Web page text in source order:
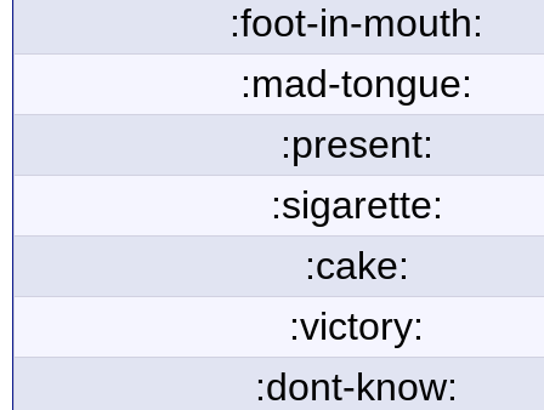
:foot-in-mouth:
:mad-tongue:
:present:
:sigarette:
:cake:
:victory:
:dont-know: